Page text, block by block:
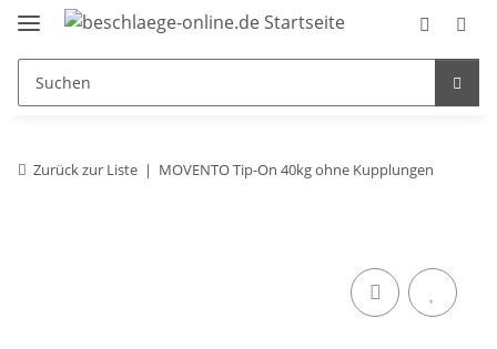
Zurück zur Liste MOVENTO Tip-On 40kg ohne Kupplungen